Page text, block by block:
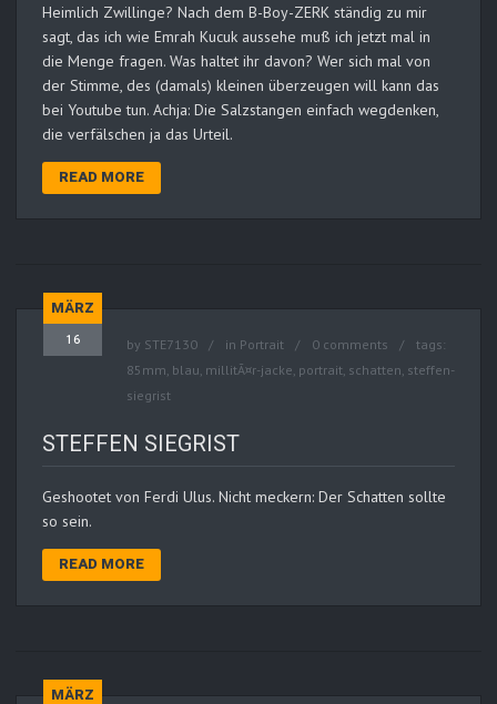
Heimlich Zwillinge? Nach dem B-Boy-ZERK ständig zu mir
sagt, das ich wie Emrah Kucuk aussehe muß ich jetzt mal in
die Menge fragen. Was haltet ihr davon? Wer sich mal von
der Stimme, des (damals) kleinen überzeugen will kann das
bei Youtube tun. Achja: Die Salzstangen einfach wegdenken,
die verfälschen ja das Urteil.
READ MORE
MÄRZ
16 by STE7130 in Portrait 0 comments
tags:
85mm blau millitÃ¤r-jacke portrait schatten steffen-
siegrist
STEFFEN SIEGRIST
Geshootet von Ferdi Ulus. Nicht meckern: Der Schatten sollte
so sein.
READ MORE
MÄRZ